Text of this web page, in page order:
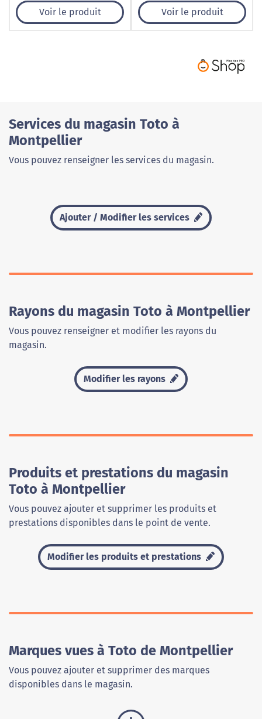
Voir le produit Voir le produit
Services du magasin Toto à
Montpellier
Vous pouvez renseigner les services du magasin.
Ajouter / Modifier les services
Rayons du magasin Toto à Montpellier
Vous pouvez renseigner et modifier les rayons du
magasin.
Modifier les rayons
Produits et prestations du magasin
Toto à Montpellier
Vous pouvez ajouter et supprimer les produits et
prestations disponibles dans le point de vente.
Modifier les produits et prestations
Marques vues à Toto de Montpellier
Vous pouvez ajouter et supprimer des marques
disponibles dans le magasin.